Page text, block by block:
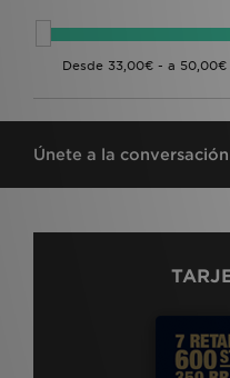
Negro(22)
(3)
Únete a la conversación